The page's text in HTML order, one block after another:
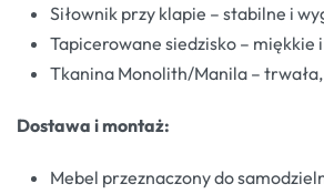
Siłownik przy klapie – stabilne i
Tapicerowane siedzisko –
Tkanina Monolith/Manila –
Dostawa i montaż:
Mebel przeznaczony do